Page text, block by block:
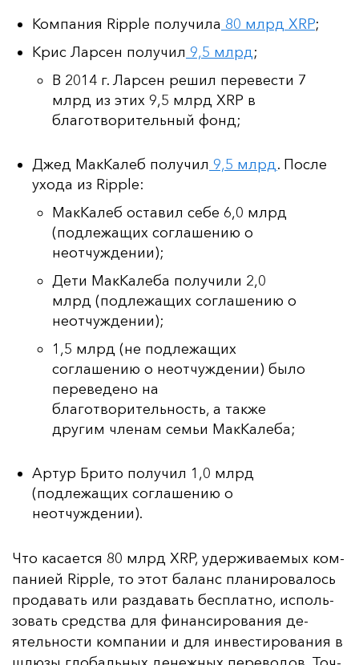
Компания Ripple получила 80 млрд XRP;
Крис Ларсен получил 9,5 млрд;
В 2014 г. Ларсен решил перевести 7
млрд из этих 9,5 млрд XRP в
благотворительный фонд;
Джед МакКалеб получил 9,5 млрд. После
ухода из Ripple:
МакКалеб оставил себе 6,0 млрд
(подлежащих соглашению о
неотчуждении);
Дети МакКалеба получили 2,0
млрд (подлежащих соглашению о
неотчуждении);
1,5 млрд (не подлежащих
соглашению о неотчуждении) было
переведено на
благотворительность, а также
другим членам семьи МакКалеба;
Артур Брито получил 1,0 млрд
(подлежащих соглашению о
неотчуждении).
Что ка­са­ет­ся 80 млрд XRP, удер­жи­ва­емых ком­
па­ни­ей Ripple, то этот ба­ланс пла­ни­ро­ва­лось
про­да­вать или раз­да­вать бес­плат­но, ис­поль­
зо­вать средс­тва для фи­нан­си­ро­ва­ния де­
ятель­нос­ти ком­па­нии и для ин­вес­ти­ро­ва­ния в